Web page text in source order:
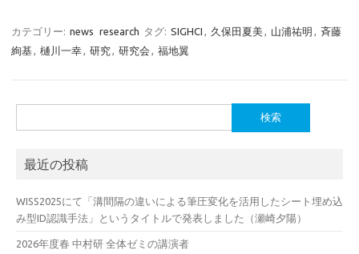
カテゴリー: news research タグ: SIGHCI , 久保田夏美, 山浦祐明 , 斉藤
絢基, 樋川一幸, 研究, 研究会 , 福地翼
索:
最近の投稿
WISS2025にて「溝間隔の違いによる筆圧変化を活用したシート埋め込
み型ID認識手法」というタイトルで発表しました（瀬崎夕陽）
2026年度春 中村研 全体ゼミの講演者